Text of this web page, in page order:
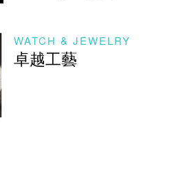
WATCH & JEWELRY
卓越工藝